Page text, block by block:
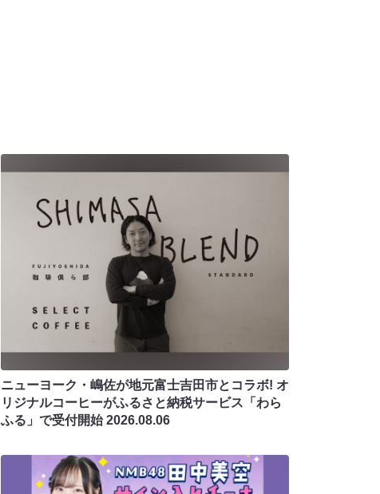
ニューヨーク・嶋佐が地元富士吉田市とコラボ! オ
リジナルコーヒーがふるさと納税サービス「わら
ふる」で受付開始2026.08.06